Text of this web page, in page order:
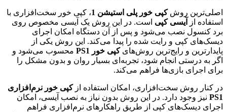
اصلی‌ترین روشکپی خور پلی استیشن 1
، کپی خور سخت‌افزاری با
استفاده از
آیسی کپی است. در این روش یک آیسی مخصوص روی
برد کنسول نصب می‌شود و پس از آن دستگاه امکان اجرای
دیسک‌های کپی و رایت شده را پیدا می‌کند. این روش یکی از
پایدارترین و رایج‌ترین روش‌هایکپی خور PS1
محسوب می‌شود و
اگر به درستی انجام شود، تجربه‌ای بسیار روان و بدون مشکل را
برای اجرای بازی‌ها فراهم می‌کند.
در کنار روش سخت‌افزاری، امکان استفاده ازکپی خور نرم‌افزاری
PS1 نیز وجود دارد. در این روش بدون نیاز به نصب آیسی، امکان
اجرای دیسک‌های کپی از طریق راهکارهای نرم‌افزاری فراهم